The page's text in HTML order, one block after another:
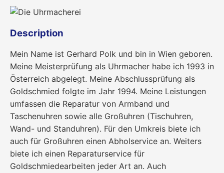
Description
Mein Name ist Gerhard Polk und bin in Wien geboren.
Meine Meisterprüfung als Uhrmacher habe ich 1993 in
Österreich abgelegt. Meine Abschlussprüfung als
Goldschmied folgte im Jahr 1994. Meine Leistungen
umfassen die Reparatur von Armband und
Taschenuhren sowie alle Großuhren (Tischuhren,
Wand- und Standuhren). Für den Umkreis biete ich
auch für Großuhren einen Abholservice an. Weiters
biete ich einen Reparaturservice für
Goldschmiedearbeiten jeder Art an. Auch